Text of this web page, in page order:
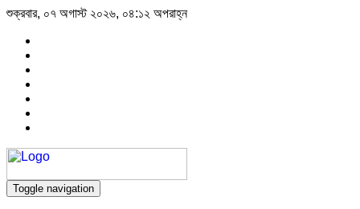
শুক্রবার, ০৭ অগাস্ট ২০২৬, ০৪:১২ অপরাহ্ন
Toggle navigation